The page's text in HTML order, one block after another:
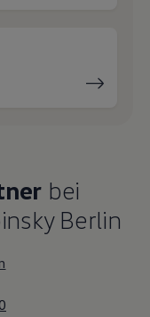
bei
Berlin